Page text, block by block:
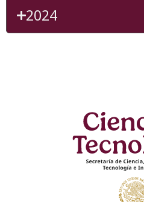
2024